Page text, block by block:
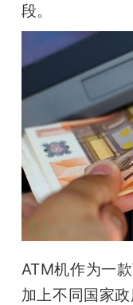
段。
ATM机作为一
加上不同国家